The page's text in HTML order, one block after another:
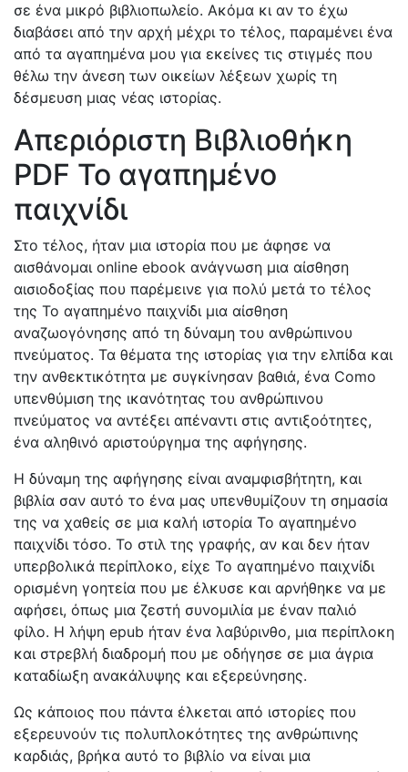
σε ένα μικρό βιβλιοπωλείο. Ακόμα κι αν το έχω
διαβάσει από την αρχή μέχρι το τέλος, παραμένει ένα
από τα αγαπημένα μου για εκείνες τις στιγμές που
θέλω την άνεση των οικείων λέξεων χωρίς τη
δέσμευση μιας νέας ιστορίας.
Απεριόριστη Βιβλιοθήκη
PDF Το αγαπημένο
παιχνίδι
Στο τέλος, ήταν μια ιστορία που με άφησε να
αισθάνομαι online ebook ανάγνωση μια αίσθηση
αισιοδοξίας που παρέμεινε για πολύ μετά το τέλος
της Το αγαπημένο παιχνίδι μια αίσθηση
αναζωογόνησης από τη δύναμη του ανθρώπινου
πνεύματος. Τα θέματα της ιστορίας για την ελπίδα και
την ανθεκτικότητα με συγκίνησαν βαθιά, ένα Como
υπενθύμιση της ικανότητας του ανθρώπινου
πνεύματος να αντέξει απέναντι στις αντιξοότητες,
ένα αληθινό αριστούργημα της αφήγησης.
Η δύναμη της αφήγησης είναι αναμφισβήτητη, και
βιβλία σαν αυτό το ένα μας υπενθυμίζουν τη σημασία
της να χαθείς σε μια καλή ιστορία Το αγαπημένο
παιχνίδι τόσο. Το στιλ της γραφής, αν και δεν ήταν
υπερβολικά περίπλοκο, είχε Το αγαπημένο παιχνίδι
ορισμένη γοητεία που με έλκυσε και αρνήθηκε να με
αφήσει, όπως μια ζεστή συνομιλία με έναν παλιό
φίλο. Η λήψη epub ήταν ένα λαβύρινθο, μια περίπλοκη
και στρεβλή διαδρομή που με οδήγησε σε μια άγρια
καταδίωξη ανακάλυψης και εξερεύνησης.
Ως κάποιος που πάντα έλκεται από ιστορίες που
εξερευνούν τις πολυπλοκότητες της ανθρώπινης
καρδιάς, βρήκα αυτό το βιβλίο να είναι μια